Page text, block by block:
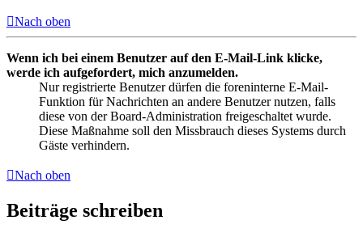
Nach oben
Wenn ich bei einem Benutzer auf den E-Mail-Link klicke,
werde ich aufgefordert, mich anzumelden.
Nur registrierte Benutzer dürfen die foreninterne E-Mail-
Funktion für Nachrichten an andere Benutzer nutzen, falls
diese von der Board-Administration freigeschaltet wurde.
Diese Maßnahme soll den Missbrauch dieses Systems durch
Gäste verhindern.
Nach oben
Beiträge schreiben